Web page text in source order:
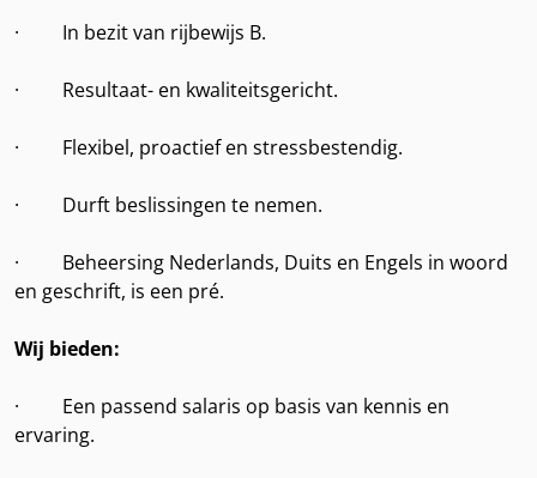
· In bezit van rijbewijs B.
· Resultaat- en kwaliteitsgericht.
· Flexibel, proactief en stressbestendig.
· Durft beslissingen te nemen.
· Beheersing Nederlands, Duits en Engels in woord
en geschrift, is een pré.
Wij bieden:
· Een passend salaris op basis van kennis en
ervaring.